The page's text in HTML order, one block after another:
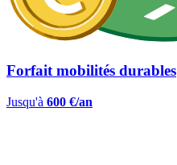
Forfait mobilités durables
Jusqu'à 600 €/an